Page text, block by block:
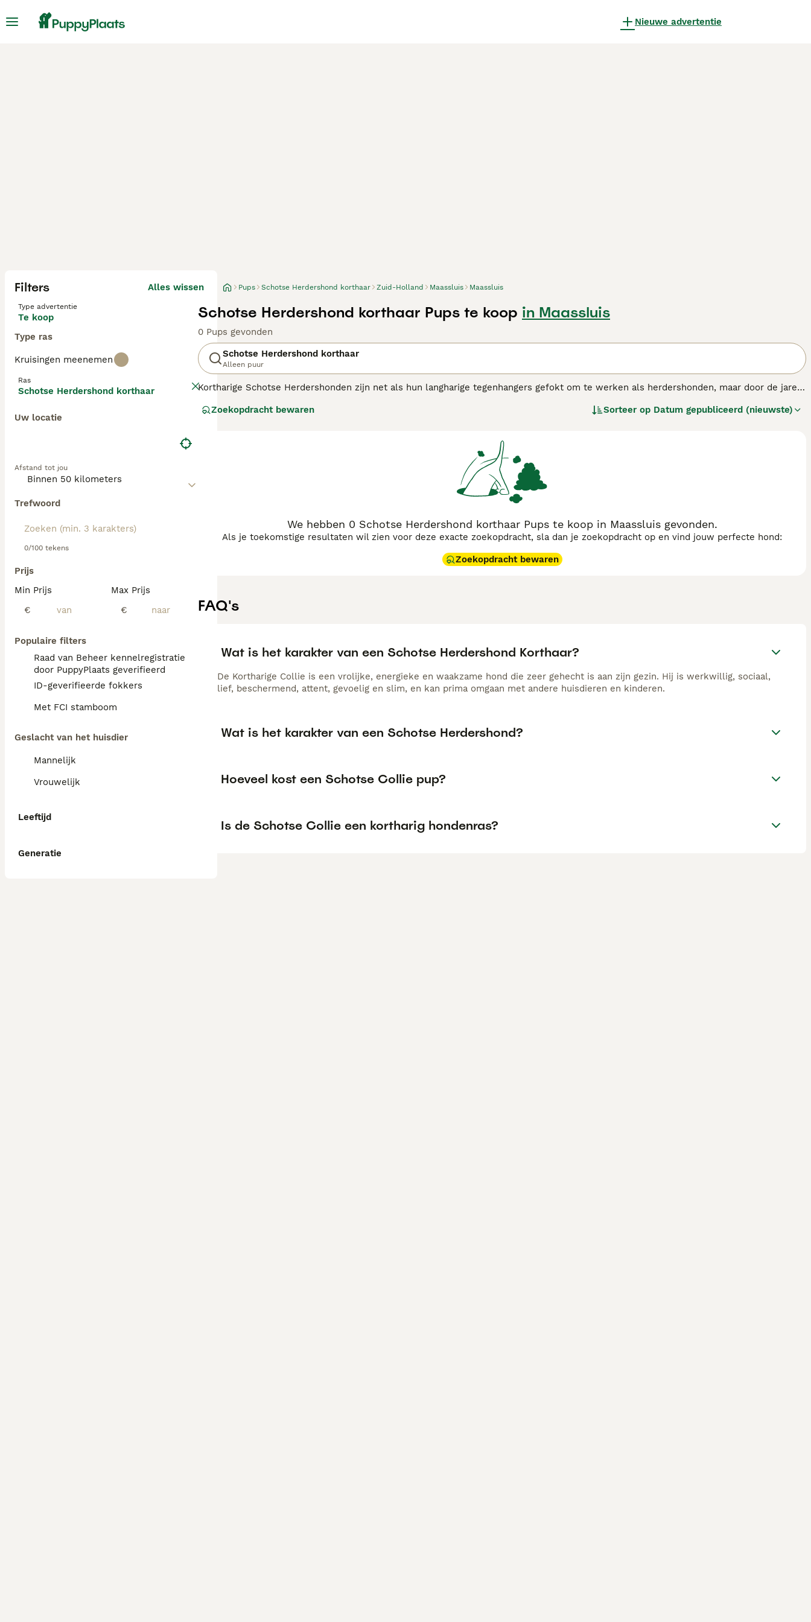
Nieuwe advertentie
Filters Alles wissen
Type advertentie
Te koop
Type ras
Kruisingen meenemen
Ras
Schotse Herdershond korthaar
Uw locatie
Afstand tot jou
Trefwoord
0/100 tekens
Prijs
Min Prijs
€
Max Prijs
€
Populaire filters
Raad van Beheer kennelregistratie
door PuppyPlaats geverifieerd
ID-geverifieerde fokkers
Met FCI stamboom
Geslacht van het huisdier
Mannelijk
Vrouwelijk
Leeftijd
Generatie
Pups Schotse Herdershond korthaar Zuid-Holland Maassluis Maassluis
Schotse Herdershond korthaar Pups te koop in Maassluis
0 Pups gevonden
Schotse Herdershond korthaar
Alleen puur
Kortharige Schotse Herdershonden zijn net als hun langharige tegenhangers gefokt om te werken als herdershonden, maar door de jaren
beschermen van het gezin, wat ze een populaire gezinshond maakt.
Zoekopdracht bewaren Sorteer op Datum gepubliceerd (nieuwste)
We hebben 0 Schotse Herdershond korthaar Pups te koop in Maassluis gevonden.
Als je toekomstige resultaten wil zien voor deze exacte zoekopdracht, sla dan je zoekopdracht op en vind jouw perfecte hond:
Zoekopdracht bewaren
FAQ's
Wat is het karakter van een Schotse Herdershond Korthaar?
De Kortharige Collie is een vrolijke, energieke en waakzame hond die zeer gehecht is aan zijn gezin. Hij is werkwillig, sociaal,
lief, beschermend, attent, gevoelig en slim, en kan prima omgaan met andere huisdieren en kinderen.
Wat is het karakter van een Schotse Herdershond?
Hoeveel kost een Schotse Collie pup?
Is de Schotse Collie een kortharig hondenras?